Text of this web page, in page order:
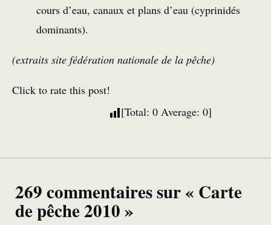
cours d’eau, canaux et plans d’eau (cyprinidés
dominants).
(extraits site fédération nationale de la pêche)
Click to rate this post!
[Total: 0 Average: 0]
269 commentaires sur « Carte
de pêche 2010 »